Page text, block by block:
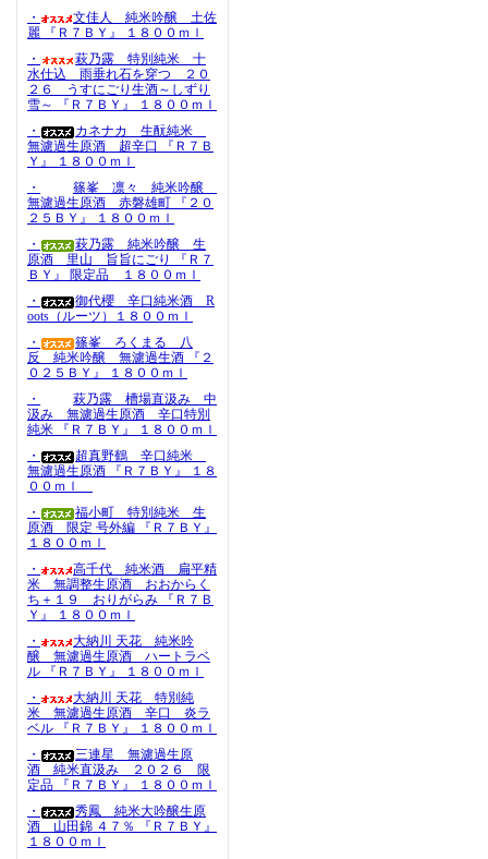
・
文佳人 純米吟醸 土佐
麗 『Ｒ７ＢＹ』 １８００ｍｌ
・
萩乃露 特別純米 十
水仕込 雨垂れ石を穿つ ２０
２６ うすにごり生酒～しずり
雪～ 『Ｒ７ＢＹ』 １８００ｍｌ
・
カネナカ 生酛純米
無濾過生原酒 超辛口 『Ｒ７Ｂ
Ｙ』 １８００ｍｌ
・
篠峯 凛々 純米吟醸
無濾過生原酒 赤磐雄町 『２０
２５ＢＹ』 １８００ｍｌ
・
萩乃露 純米吟醸 生
原酒 里山 旨旨にごり 『Ｒ７
ＢＹ』 限定品 １８００ｍｌ
・
御代櫻 辛口純米酒 R
oots（ルーツ）１８００ｍｌ
・
篠峯 ろくまる 八
反 純米吟醸 無濾過生酒 『２
０２５ＢＹ』 １８００ｍｌ
・
萩乃露 槽場直汲み 中
汲み 無濾過生原酒 辛口特別
純米 『Ｒ７ＢＹ』 １８００ｍｌ
・
超真野鶴 辛口純米
無濾過生原酒 『Ｒ７ＢＹ』 １８
００ｍｌ
・
福小町 特別純米 生
原酒 限定 号外編 『Ｒ７ＢＹ』
１８００ｍｌ
・
高千代 純米酒 扁平精
米 無調整生原酒 おおからく
ち＋１９ おりがらみ 『Ｒ７Ｂ
Ｙ』 １８００ｍｌ
・
大納川 天花 純米吟
醸 無濾過生原酒 ハートラベ
ル 『Ｒ７ＢＹ』 １８００ｍｌ
・
大納川 天花 特別純
米 無濾過生原酒 辛口 炎ラ
ベル 『Ｒ７ＢＹ』 １８００ｍｌ
・
三連星 無濾過生原
酒 純米直汲み ２０２６ 限
定品 『Ｒ７ＢＹ』 １８００ｍｌ
・
秀鳳 純米大吟醸生原
酒 山田錦 ４７％ 『Ｒ７ＢＹ』
１８００ｍｌ